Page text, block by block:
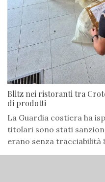
Blitz nei ristoranti tra
di prodotti
La Guardia costiera ha
titolari sono stati
erano senza tracciabilità